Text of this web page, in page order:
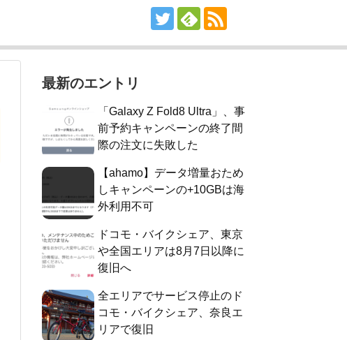
最新のエントリ
「Galaxy Z Fold8 Ultra」、事
前予約キャンペーンの終了間
際の注文に失敗した
【ahamo】データ増量おため
しキャンペーンの+10GBは海
外利用不可
ドコモ・バイクシェア、東京
や全国エリアは8月7日以降に
復旧へ
全エリアでサービス停止のド
コモ・バイクシェア、奈良エ
リアで復旧